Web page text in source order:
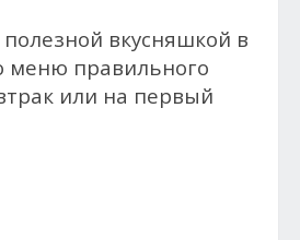
вкусняшкой в
меню правильного
или на первый